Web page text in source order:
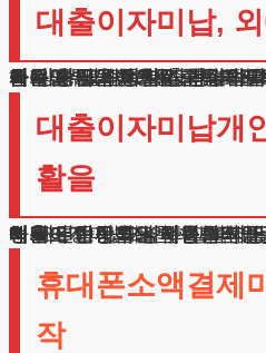
대출이자미납,
이자납부가 어려워 금융거래에 제한을 받고 계신 분들을 위해 구체적인 진행절차를 설명드리겠습니다. 첫 단계는 상담
월수입, 필수생활비, 총부채액을 검토하여 적정 감면율과 상환금액을 산정합니다. 대출이자미납 외에도 신용카드 연체, 담보대출 등 모든 채무를 통합조정할 수 있습니다.
급여압류나 신용등급 하락으로 일상생활이 어려우신 분들도 도움받으실 수 있습니다. 성실한 상환계획 이행 시 신용등급 회복도 가능하며, 새로운 경제활동을 시작하실 수 있습니다.
대출이자미납개
활을
채무조정 이후의 신용관리 방안과 재무계획 수립에 대해서도 전문적인 자문을 제공해드립니다. 단순히 현재의 채무문제 해결에 그치지 않고, 향후 안정적인 경제생활이 가능하도록 종합적인 지원을 해드리고 있습니다.
대출이자미납개인회생 더 궁금하신 사항이나 개별적인
비밀이 보장되는 법률상담을 통해 귀하께 적합한 맞춤형 해결방
휴대폰소액결제
작